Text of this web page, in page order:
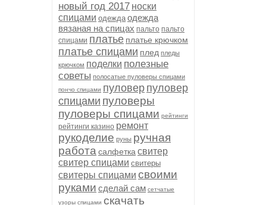
новый год 2017 носки
спицами одежда одежда
вязаная на спицах пальто пальто
спицами платье платье крючком
платье спицами плед пледы
крючком поделки полезные
советы полосатые пуловеры спицами
пончо спицами пуловер пуловер
спицами пуловеры
пуловеры спицами рейтинги
рейтинги казино ремонт
рукоделие руны ручная
работа салфетка свитер
свитер спицами свитеры
свитеры спицами своими
руками сделай сам сетчатые
узоры спицами скачать